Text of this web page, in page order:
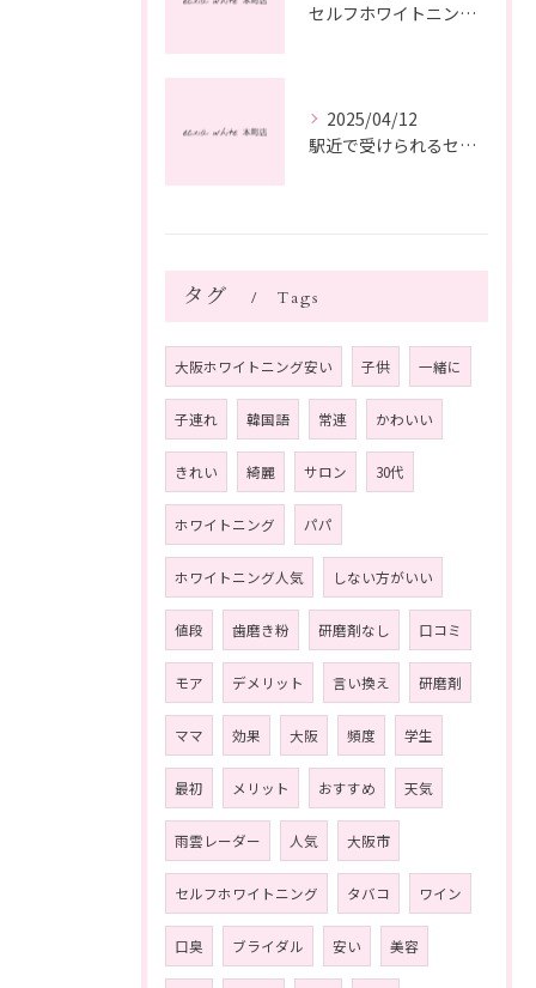
セルフホワイトニングで自信を高める方法
2025/04/12
駅近で受けられるセルフホワイトニングの魅力
タグ Tags
大阪ホワイトニング安い 子供 一緒に
子連れ 韓国語 常連 かわいい
きれい 綺麗 サロン 30代
ホワイトニング パパ
ホワイトニング人気 しない方がいい
値段 歯磨き粉 研磨剤なし 口コミ
モア デメリット 言い換え 研磨剤
ママ 効果 大阪 頻度 学生
最初 メリット おすすめ 天気
雨雲レーダー 人気 大阪市
セルフホワイトニング タバコ ワイン
口臭 ブライダル 安い 美容